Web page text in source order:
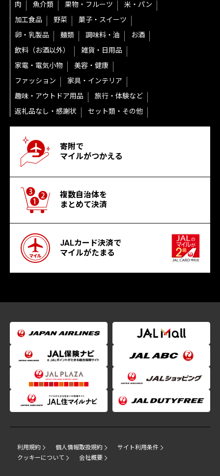
肉 魚介類 果物・フルーツ
米・パン
加工食品
野菜
菓子・スイーツ
卵・乳製品
麺類 調味料・油
お酒
飲料（お酒以外）
雑貨・日用品
家電・電気小物
美容・健康
ファッション
家具・インテリア
趣味・アウトドア用品
旅行・体験など
返礼品なし・感謝状
セット類・その他
寄附で
マイルがつかえる
複数自治体を
まとめて決済
JALカード決済で
マイルがたまる
利用規約 個人情報取扱規約
サイト利用条件
クッキーについて
会社概要